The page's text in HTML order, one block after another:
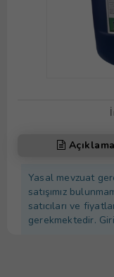
Açıklama
Yasal mevzuat
satışımız
satıcıları ve
gerekmektedir.